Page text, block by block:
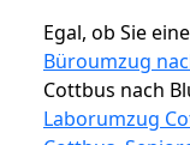
Egal, ob Sie
Büroumzug
Cottbus nach
Laborumzug